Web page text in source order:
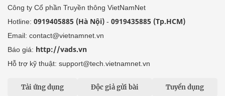
Công ty Cổ phần Truyền thông VietNamNet
Hotline: 0919405885 (Hà Nội) - 0919435885 (Tp.HCM)
Email: contact@vietnamnet.vn
Báo giá: http://vads.vn
Hỗ trợ kỹ thuật: support@tech.vietnamnet.vn
Tải ứng dụng Độc giả gửi bài Tuyển dụng